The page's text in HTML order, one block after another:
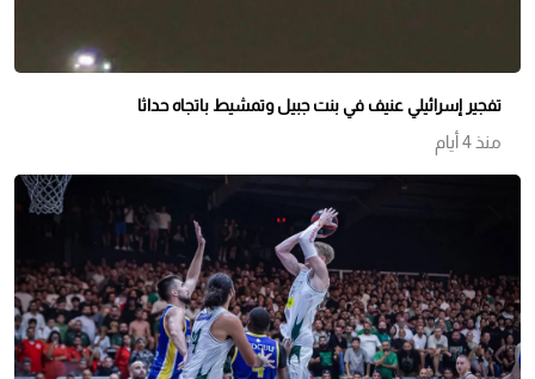
تفجير إسرائيلي عنيف في بنت جبيل وتمشيط باتجاه حداثا
منذ 4 أيام